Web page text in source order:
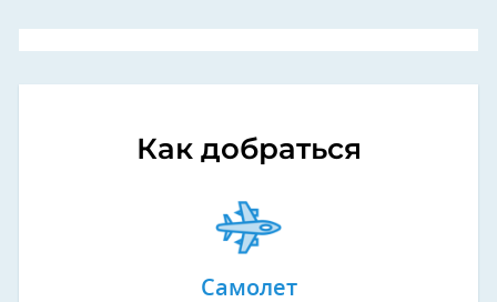
Как добраться
Самолет